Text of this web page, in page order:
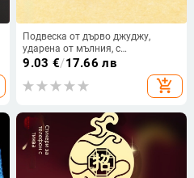
Подвеска от дърво джуджу,
ударена от мълния, с
нефритоподобен облачен узор и
9.03 €/17.66 лв
add_shopping_cart